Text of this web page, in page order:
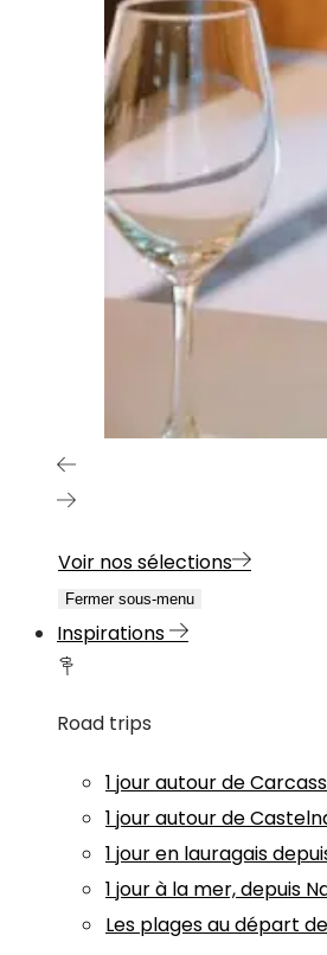
Voir nos sélections
Fermer sous-menu
Inspirations
Road trips
1 jour autour de
1 jour autour de
1 jour en lauragais
1 jour à la mer, depuis
Les plages au départ